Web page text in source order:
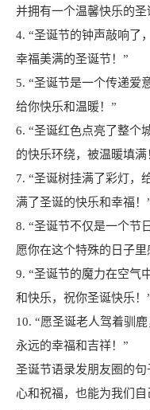
并拥有一个温馨快乐的圣
4. “圣诞节的钟声敲响了
幸福美满的圣诞节！”
5. “圣诞节是一个传递爱
给你快乐和温暖！”
6. “圣诞红色点亮了整个
的快乐环绕，被温暖填满
7. “圣诞树挂满了彩灯，
满了圣诞的快乐和幸福！
8. “圣诞节不仅是一个节
愿你在这个特殊的日子
9. “圣诞节的魔力在空气
和快乐，祝你圣诞快乐！
10. “愿圣诞老人驾着驯
永远的幸福和吉祥！”
圣诞节语录发朋友圈的
心和祝福，也能为我们